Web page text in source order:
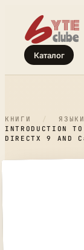
Каталог
КНИГИ /
INTRODUCTION
DIRECTX 9 AND